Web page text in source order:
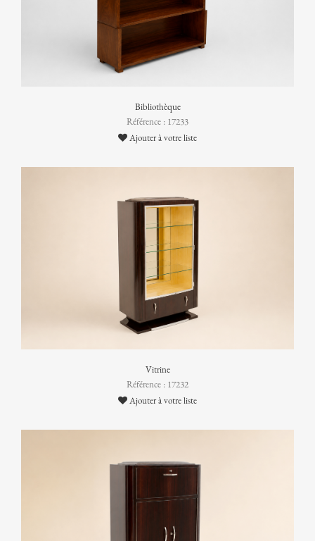
Bibliothèque
Référence : 17233
Ajouter à votre liste
Vitrine
Référence : 17232
Ajouter à votre liste